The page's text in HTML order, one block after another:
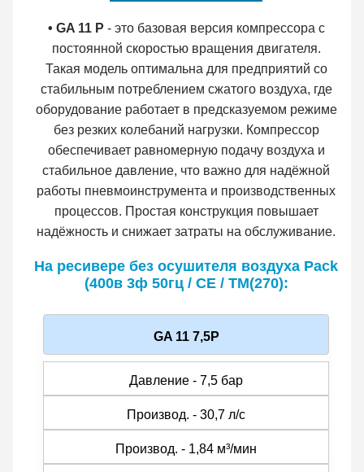
• GA 11 P - это базовая версия компрессора с
постоянной скоростью вращения двигателя.
Такая модель оптимальна для предприятий со
стабильным потреблением сжатого воздуха, где
оборудование работает в предсказуемом режиме
без резких колебаний нагрузки. Компрессор
обеспечивает равномерную подачу воздуха и
стабильное давление, что важно для надёжной
работы пневмоинструмента и производственных
процессов. Простая конструкция повышает
надёжность и снижает затраты на обслуживание.
На ресивере без осушителя воздуха Pack
(400в 3ф 50гц / CE / TM(270):
GA 11 7,5P
Давление - 7,5 бар
Производ. - 30,7 л/с
Производ. - 1,84 м³/мин